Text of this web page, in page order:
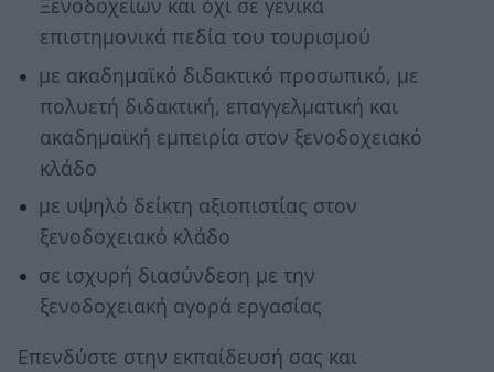
Ξενοδοχείων και όχι σε γενικά
επιστημονικά πεδία του τουρισμού
με ακαδημαϊκό διδακτικό προσωπικό, με
πολυετή διδακτική, επαγγελματική και
ακαδημαϊκή εμπειρία στον ξενοδοχειακό
κλάδο
με υψηλό δείκτη αξιοπιστίας στον
ξενοδοχειακό κλάδο
σε ισχυρή διασύνδεση με την
ξενοδοχειακή αγορά εργασίας
Επενδύστε στην εκπαίδευσή σας και